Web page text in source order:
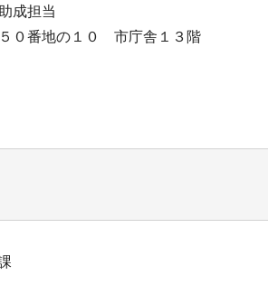
成担当
０番地の１０ 市庁舎１３階